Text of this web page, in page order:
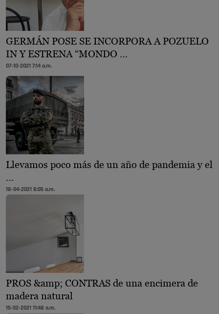
GERMÁN POSE SE INCORPORA A POZUELO
IN Y ESTRENA “MONDO …
07-10-2021 7:14 a.m.
Llevamos poco más de un año de pandemia y el
…
18-04-2021 8:05 a.m.
PROS &amp; CONTRAS de una encimera de
madera natural
15-02-2021 11:48 a.m.